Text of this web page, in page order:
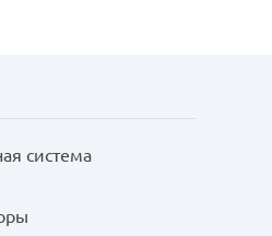
система